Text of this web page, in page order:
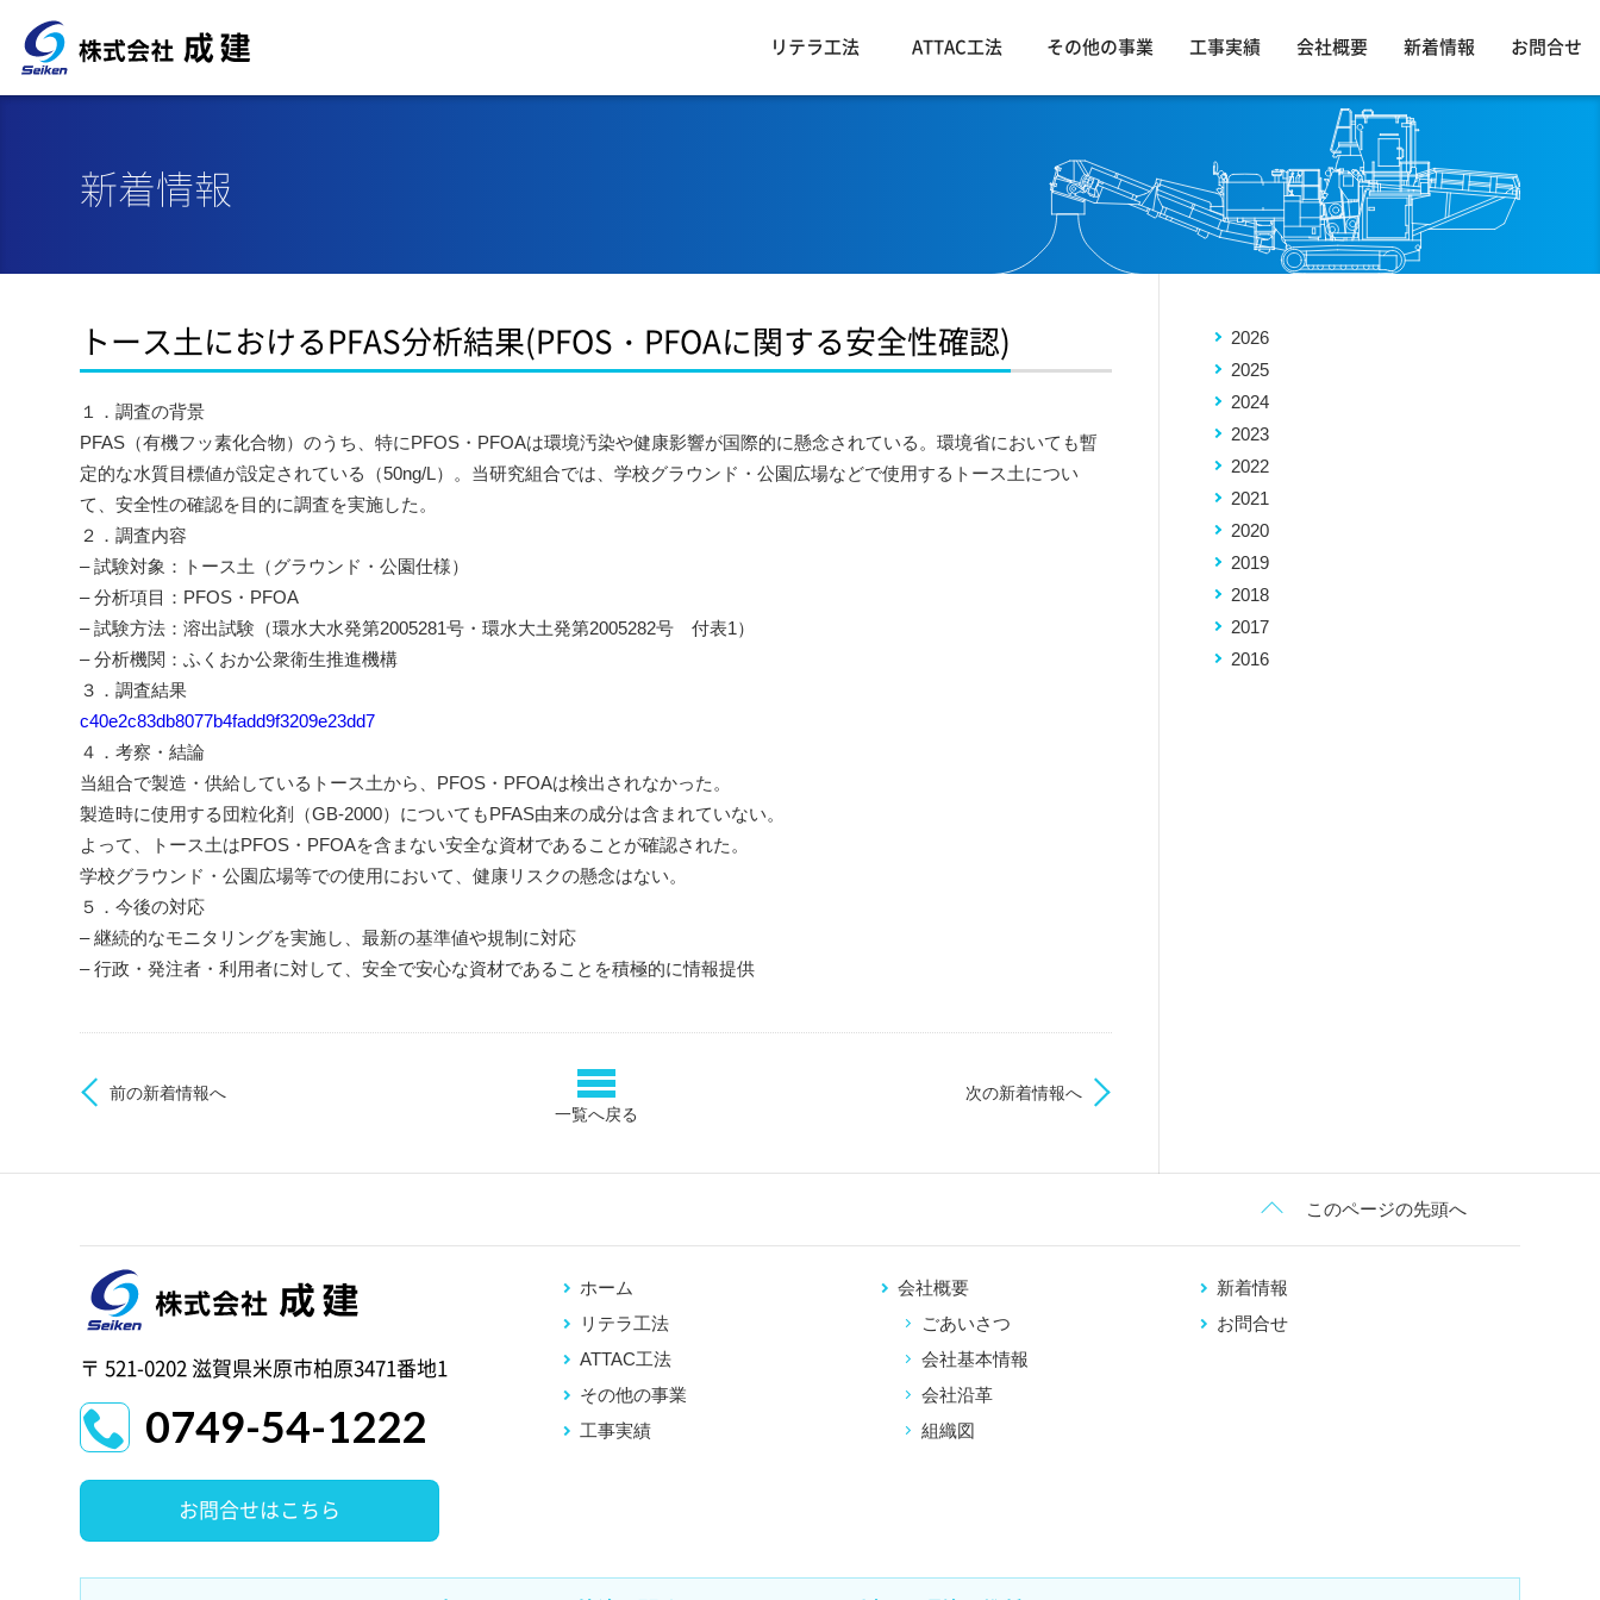
リテラ工法 ATTAC工法 その他の事業 工事実績 会社概要 新着情報 お問合せ
新着情報
トース土におけるPFAS分析結果(PFOS・PFOAに関する安全性確認)
１．調査の背景
PFAS（有機フッ素化合物）のうち、特にPFOS・PFOAは環境汚染や健康影響が国際的に懸念されている。環境省においても暫
定的な水質目標値が設定されている（50ng/L）。当研究組合では、学校グラウンド・公園広場などで使用するトース土につい
て、安全性の確認を目的に調査を実施した。
２．調査内容
– 試験対象：トース土（グラウンド・公園仕様）
– 分析項目：PFOS・PFOA
– 試験方法：溶出試験（環水大水発第2005281号・環水大土発第2005282号 付表1）
– 分析機関：ふくおか公衆衛生推進機構
３．調査結果
c40e2c83db8077b4fadd9f3209e23dd7
４．考察・結論
当組合で製造・供給しているトース土から、PFOS・PFOAは検出されなかった。
製造時に使用する団粒化剤（GB-2000）についてもPFAS由来の成分は含まれていない。
よって、トース土はPFOS・PFOAを含まない安全な資材であることが確認された。
学校グラウンド・公園広場等での使用において、健康リスクの懸念はない。
５．今後の対応
– 継続的なモニタリングを実施し、最新の基準値や規制に対応
– 行政・発注者・利用者に対して、安全で安心な資材であることを積極的に情報提供
前の新着情報へ
次の新着情報へ
一覧へ戻る
2026
2025
2024
2023
2022
2021
2020
2019
2018
2017
2016
このページの先頭へ
〒 521-0202 滋賀県米原市柏原3471番地1
0749-54-1222
お問合せはこちら
ホーム
リテラ工法
ATTAC工法
その他の事業
工事実績
会社概要
ごあいさつ
会社基本情報
会社沿革
組織図
新着情報
お問合せ